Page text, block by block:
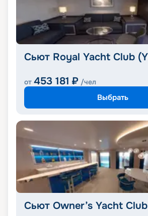
Сьют Royal Yacht Club
от 453 181 ₽ /чел
Выбрать
Сьют Owner’s Yacht Club